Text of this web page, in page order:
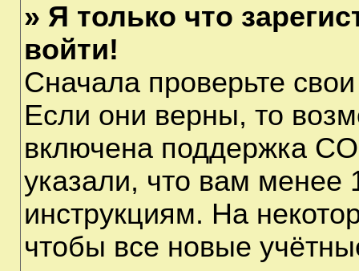
» Я только что
войти!
Сначала проверьте
Если они верны, то
включена поддержка
указали, что вам менее
инструкциям. На
чтобы все новые